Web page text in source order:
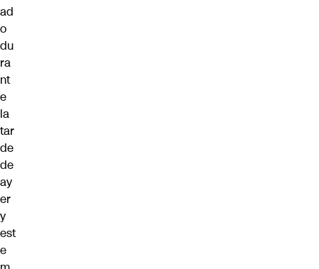
ad
o
du
ra
nt
e
la
tar
de
de
ay
er
y
est
e